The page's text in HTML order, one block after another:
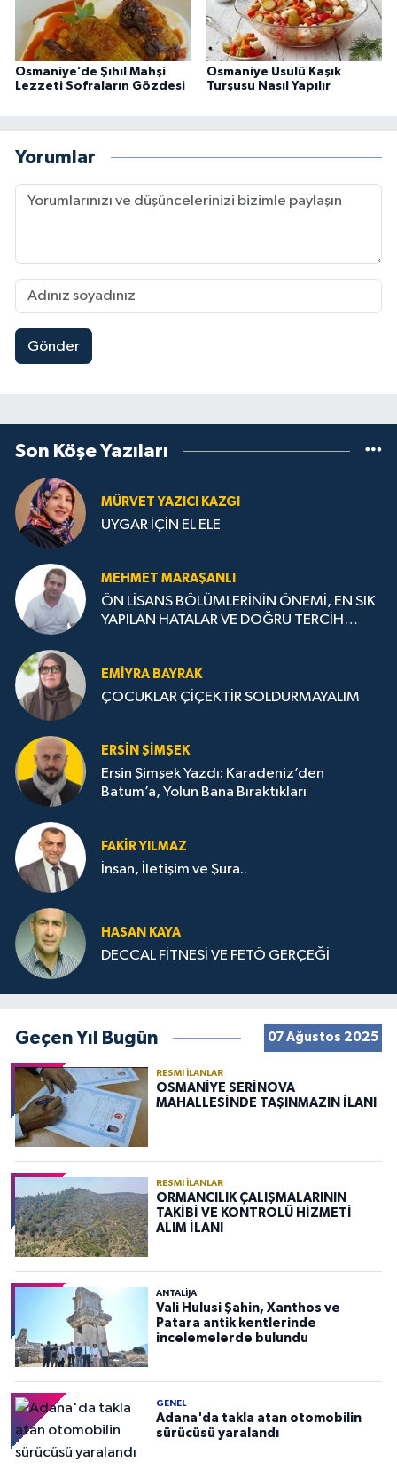
Osmaniye’de Şıhıl Mahşi
Lezzeti Sofraların Gözdesi
Osmaniye Usulü Kaşık
Turşusu Nasıl Yapılır
Yorumlar
Gönder
Son Köşe Yazıları
MÜRVET YAZICI KAZGI
UYGAR İÇİN EL ELE
MEHMET MARAŞANLI
ÖN LİSANS BÖLÜMLERİNİN ÖNEMİ, EN SIK
YAPILAN HATALAR VE DOĞRU TERCİH
EMIYRA BAYRAK
ÇOCUKLAR ÇİÇEKTİR SOLDURMAYALIM
ERSIN ŞIMŞEK
Ersin Şimşek Yazdı: Karadeniz’den
Batum’a, Yolun Bana Bıraktıkları
FAKIR YILMAZ
İnsan, İletişim ve Şura..
HASAN KAYA
DECCAL FİTNESİ VE FETÖ GERÇEĞİ
Geçen Yıl Bugün 07 Ağustos 2025
RESMI İLANLAR
OSMANİYE SERİNOVA
MAHALLESİNDE TAŞINMAZIN İLANI
RESMI İLANLAR
ORMANCILIK ÇALIŞMALARININ
TAKİBİ VE KONTROLÜ HİZMETİ
ALIM İLANI
ANTALIJA
Vali Hulusi Şahin, Xanthos ve
Patara antik kentlerinde
incelemelerde bulundu
GENEL
Adana'da takla atan otomobilin
sürücüsü yaralandı